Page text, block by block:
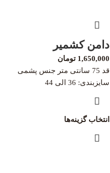
دامن کشمیر
1,650,000 تومان
قد 75 سانتی متر جنس پشمی
سایزبندی: 36 الی 44
انتخاب گزینه‌ها